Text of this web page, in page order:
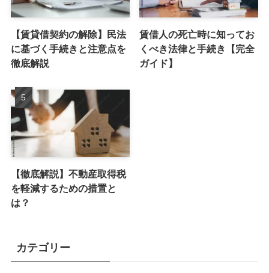
【賃貸借契約の解除】民法
に基づく手続きと注意点を
徹底解説
賃借人の死亡時に知ってお
くべき法律と手続き【完全
ガイド】
【徹底解説】不動産取得税
を軽減するための措置と
は？
カテゴリー